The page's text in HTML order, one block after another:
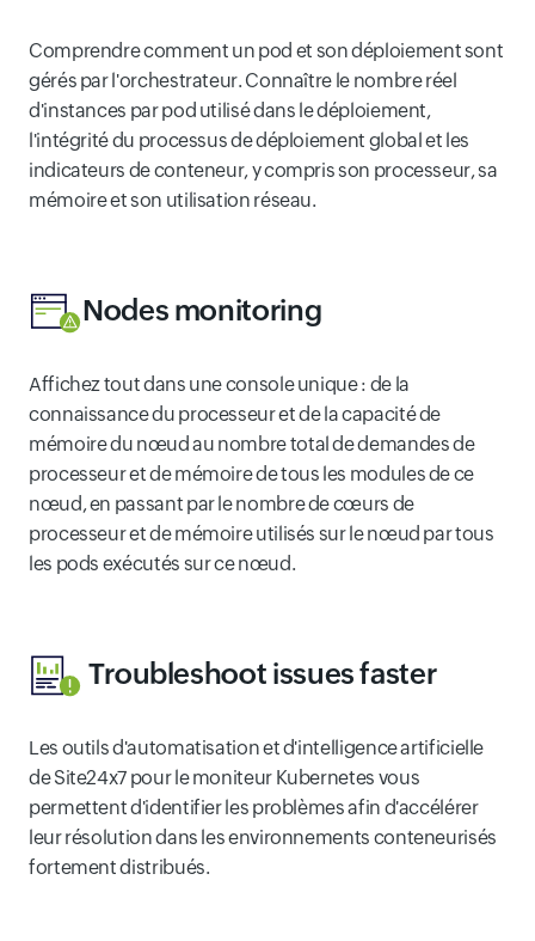
Comprendre comment un pod et son déploiement sont
gérés par l'orchestrateur. Connaître le nombre réel
d'instances par pod utilisé dans le déploiement,
l'intégrité du processus de déploiement global et les
indicateurs de conteneur, y compris son processeur, sa
mémoire et son utilisation réseau.
Nodes monitoring
Affichez tout dans une console unique : de la
connaissance du processeur et de la capacité de
mémoire du nœud au nombre total de demandes de
processeur et de mémoire de tous les modules de ce
nœud, en passant par le nombre de cœurs de
processeur et de mémoire utilisés sur le nœud par tous
les pods exécutés sur ce nœud.
Troubleshoot issues faster
Les outils d'automatisation et d'intelligence artificielle
de Site24x7 pour le moniteur Kubernetes vous
permettent d'identifier les problèmes afin d'accélérer
leur résolution dans les environnements conteneurisés
fortement distribués.